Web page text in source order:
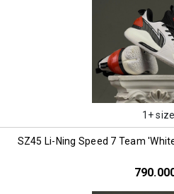
1+ size
SZ45 Li-Ning Speed 7 Team